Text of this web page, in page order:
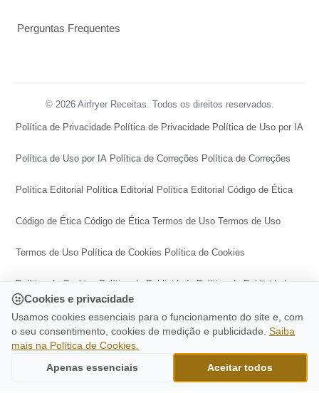
Perguntas Frequentes
© 2026 Airfryer Receitas. Todos os direitos reservados.
Política de Privacidade Política de Privacidade Política de Uso por IA
Política de Uso por IA Política de Correções Política de Correções
Política Editorial Política Editorial Política Editorial Código de Ética
Código de Ética Código de Ética Termos de Uso Termos de Uso
Termos de Uso Política de Cookies Política de Cookies
Política de Cookies Política de Publicidade Política de Publicidade
Política de Publicidade Central de Transparência
Central de Transparência Central de Transparência
Ir para o topo
Cookies e privacidade
Usamos cookies essenciais para o funcionamento do site e, com
o seu consentimento, cookies de medição e publicidade. Saiba
mais na Política de Cookies.
Apenas essenciais Aceitar todos
CONTINUE LENDO
Iscas De Salmão Na Airfryer: Receita Fácil E
Rápida De Fazer